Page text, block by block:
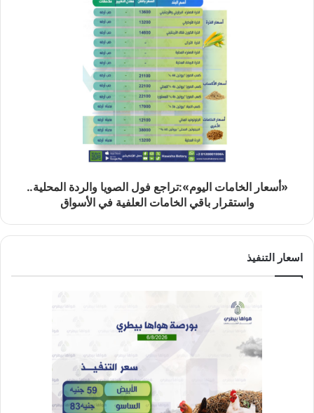
«أسعار الخامات اليوم»:تراجع فول الصويا والردة المحلية..
واستقرار باقي الخامات العلفية في الأسواق
اسعار التنفيذ